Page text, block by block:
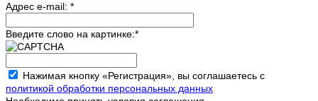
Адрес e-mail: *
Введите слово на картинке:*
Нажимая кнопку «Регистрация», вы соглашаетесь с
политикой обработки персональных данных